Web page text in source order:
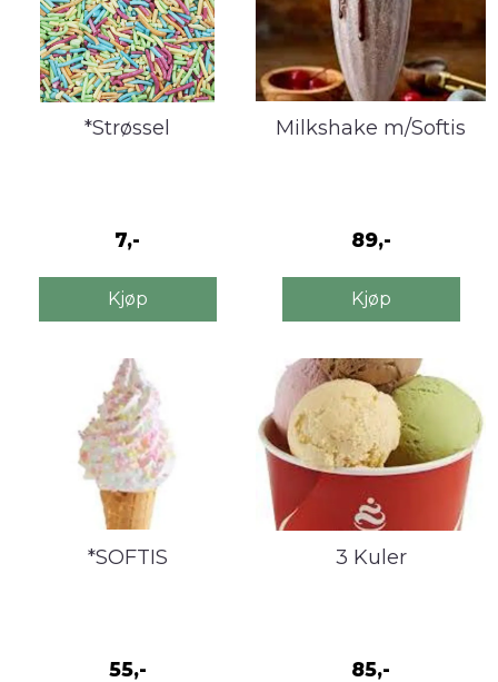
*Strøssel
7,-
Kjøp
Milkshake m/Softis
89,-
Kjøp
*SOFTIS
55,-
3 Kuler
85,-